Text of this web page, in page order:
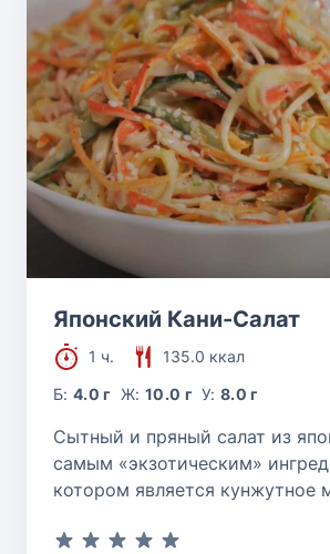
Японский Кани-Салат
1 ч.
135.0 ккал
Б:4.0 г Ж: 10.0 г У:8.0 г
Сытный и пряный салат из
самым «экзотическим»
котором является кунжутное